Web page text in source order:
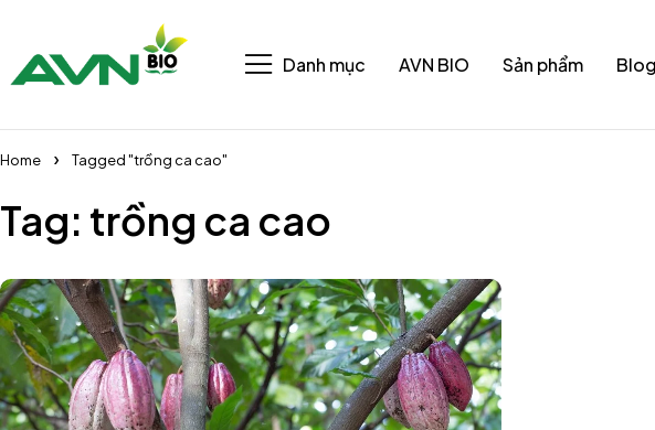
Danh mục AVN BIO Sản phẩm
Home Tagged "trồng ca cao"
Tag: trồng ca cao